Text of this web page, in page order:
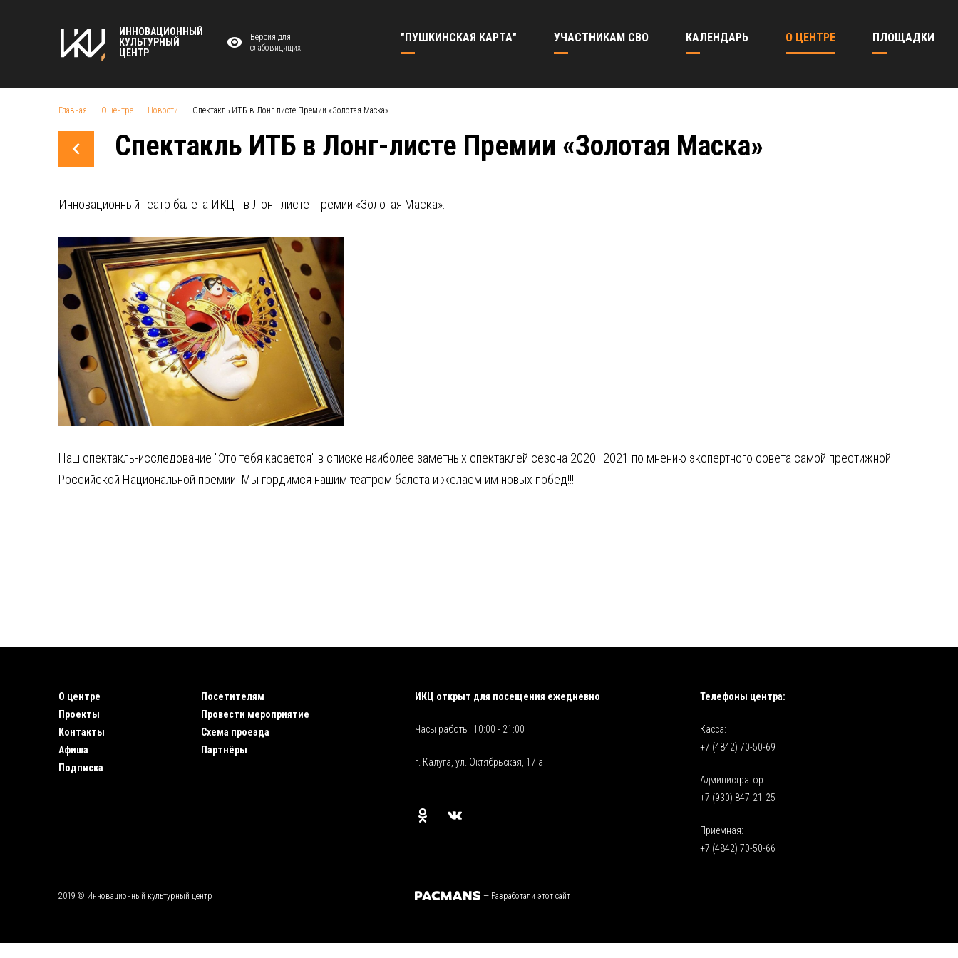
ИННОВАЦИОННЫЙ
КУЛЬТУРНЫЙ
ЦЕНТР
Версия для
слабовидящих
"ПУШКИНСКАЯ КАРТА" УЧАСТНИКАМ СВО КАЛЕНДАРЬ О ЦЕНТРЕ ПЛОЩАДКИ
Главная О центре Новости Спектакль ИТБ в Лонг-листе Премии «Золотая Маска»
Спектакль ИТБ в Лонг-листе Премии «Золотая Маска»
Инновационный театр балета ИКЦ - в Лонг-листе Премии «Золотая Маска».
Наш спектакль-исследование "Это тебя касается" в списке наиболее заметных спектаклей сезона 2020–2021 по мнению экспертного совета самой престижной
Российской Национальной премии. Мы гордимся нашим театром балета и желаем им новых побед!!!
О центре
Проекты
Контакты
Афиша
Подписка
Посетителям
Провести мероприятие
Схема проезда
Партнёры
ИКЦ открыт для посещения ежедневно
Часы работы: 10:00 - 21:00
г. Калуга, ул. Октябрьская, 17 а
Телефоны центра:
Касса:
+7 (4842) 70-50-69
Администратор:
+7 (930) 847-21-25
Приемная:
+7 (4842) 70-50-66
2019 © Инновационный культурный центр — Разработали этот сайт